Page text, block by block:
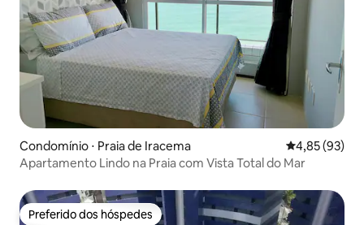
Condomínio ⋅ Praia de Iracema 4,85 de uma
4,85 (93)
Apartamento Lindo na Praia com Vista Total do Mar
Preferido dos hóspedes
Preferido dos hóspedes